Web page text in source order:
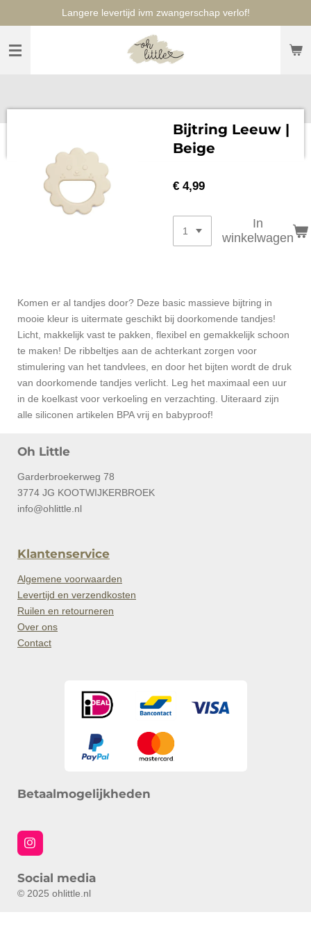
naar
hoofdinhoud
Langere levertijd ivm zwangerschap verlof!
Bijtring Leeuw |
Beige
€ 4,99
In
winkelwagen
Komen er al tandjes door? Deze basic massieve bijtring in
mooie kleur is uitermate geschikt bij doorkomende tandjes!
Licht, makkelijk vast te pakken, flexibel en gemakkelijk schoon
te maken! De ribbeltjes aan de achterkant zorgen voor
stimulering van het tandvlees, en door het bijten wordt de druk
van doorkomende tandjes verlicht. Leg het maximaal een uur
in de koelkast voor verkoeling en verzachting. Uiteraard zijn
alle siliconen artikelen BPA vrij en babyproof!
Oh Little
Garderbroekerweg 78
3774 JG KOOTWIJKERBROEK
info@ohlittle.nl
Klantenservice
Algemene voorwaarden
Levertijd en verzendkosten
Ruilen en retourneren
Over ons
Contact
Betaalmogelijkheden
I
n
t
a
Social media
© 2025 ohlittle.nl